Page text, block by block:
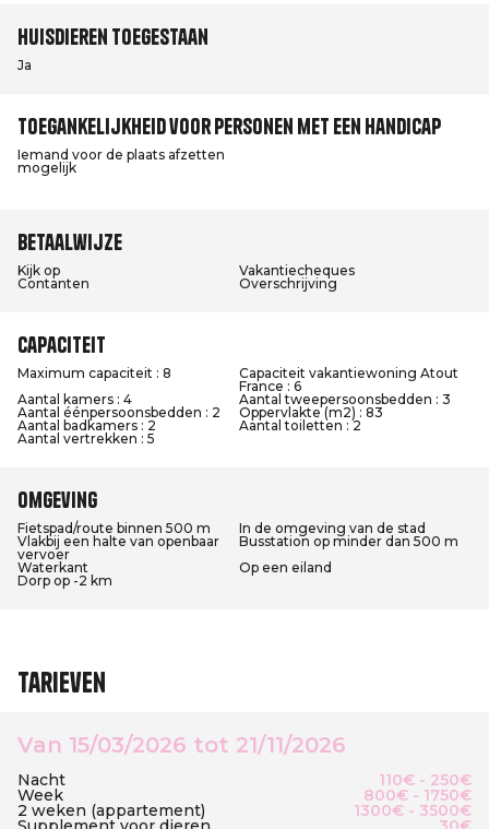
Huisdieren toegestaan
Ja
Toegankelijkheid voor personen met een handicap
Iemand voor de plaats afzetten
mogelijk
Betaalwijze
Kijk op
Vakantiecheques
Contanten
Overschrijving
Capaciteit
Maximum capaciteit : 8
Capaciteit vakantiewoning Atout
France : 6
Aantal kamers : 4
Aantal tweepersoonsbedden : 3
Aantal éénpersoonsbedden : 2
Oppervlakte (m2) : 83
Aantal badkamers : 2
Aantal toiletten : 2
Aantal vertrekken : 5
Omgeving
Fietspad/route binnen 500 m
In de omgeving van de stad
Vlakbij een halte van openbaar
vervoer
Busstation op minder dan 500 m
Waterkant
Op een eiland
Dorp op -2 km
Tarieven
Van 15/03/2026 tot 21/11/2026
Nacht 110€ - 250€
Week 800€ - 1750€
2 weken (appartement) 1300€ - 3500€